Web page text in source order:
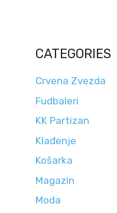
CATEGORIES
Crvena Zvezda
Fudbaleri
KK Partizan
Klađenje
Košarka
Magazin
Moda